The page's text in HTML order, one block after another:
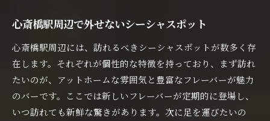
心斎橋駅周辺で外せないシーシャスポット
心斎橋駅周辺には、訪れるべきシーシャスポットが数多く存
在します。それぞれが個性的な特徴を持っており、まず訪れ
たいのが、アットホームな雰囲気と豊富なフレーバーが魅力
のバーです。ここでは新しいフレーバーが定期的に登場し、
いつ訪れても新鮮な驚きがあります。次に足を運びたいの